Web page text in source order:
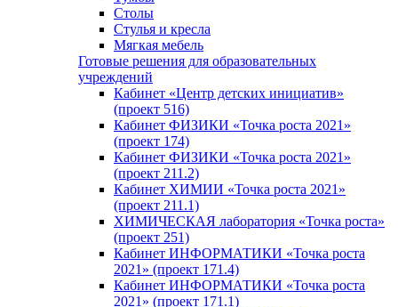
Столы
Стулья и кресла
Мягкая мебель
Готовые решения для образовательных
учреждений
Кабинет «Центр детских инициатив»
(проект 516)
Кабинет ФИЗИКИ «Точка роста 2021»
(проект 174)
Кабинет ФИЗИКИ «Точка роста 2021»
(проект 211.2)
Кабинет ХИМИИ «Точка роста 2021»
(проект 211.1)
ХИМИЧЕСКАЯ лаборатория «Точка роста»
(проект 251)
Кабинет ИНФОРМАТИКИ «Точка роста
2021» (проект 171.4)
Кабинет ИНФОРМАТИКИ «Точка роста
2021» (проект 171.1)